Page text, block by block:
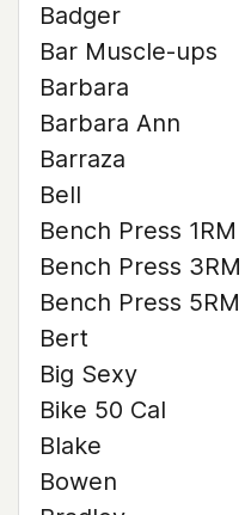
Badger
Bar Muscle-ups
Barbara
Barbara Ann
Barraza
Bell
Bench Press 1RM
Bench Press 3RM
Bench Press 5RM
Bert
Big Sexy
Bike 50 Cal
Blake
Bowen